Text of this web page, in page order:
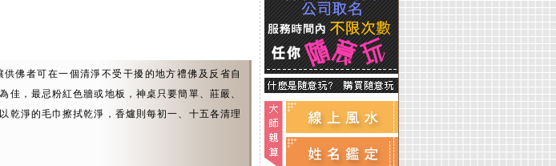
佛者可在一個清淨不受干擾的地方禮佛及反省自
佳，最忌粉紅色牆或地板，神桌只要簡單、莊嚴、
乾淨的毛巾擦拭乾淨，香爐則每初一、十五各清理